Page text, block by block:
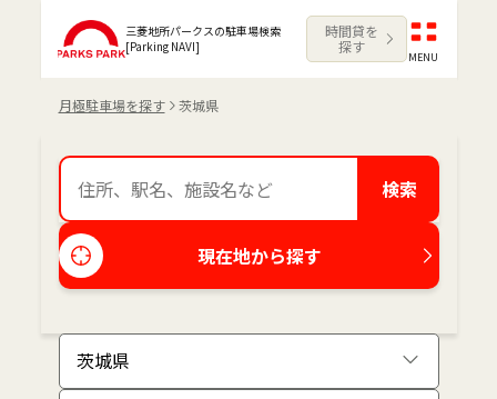
三菱地所パークスの駐車場検索
[Parking NAVI]
時間貸を
探す
MENU
月極駐車場を探す 茨城県
検索
現在地から探す